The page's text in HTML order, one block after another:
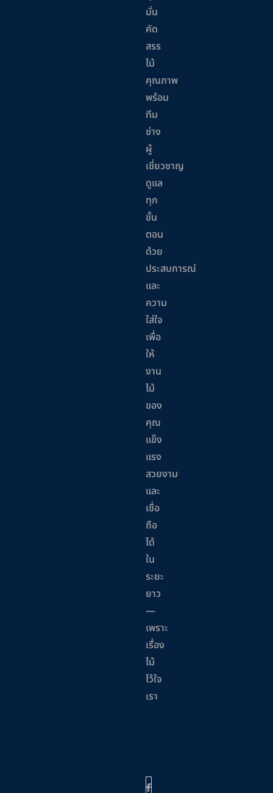
มั่น
คัด
สรร
ไม้
คุณภาพ
พร้อม
ทีม
ช่าง
ผู้
เชี่ยวชาญ
ดูแล
ทุก
ขั้น
ตอน
ด้วย
ประสบการณ์
และ
ความ
ใส่ใจ
เพื่อ
ให้
งาน
ไม้
ของ
คุณ
แข็ง
แรง
สวยงาม
และ
เชื่อ
ถือ
ได้
ใน
ระยะ
ยาว
—
เพราะ
เรื่อง
ไม้
ไว้ใจ
เรา